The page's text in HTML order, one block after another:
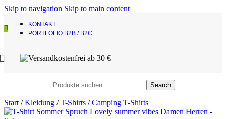
Skip to navigation Skip to main content
KONTAKT
PORTFOLIO B2B / B2C
Search
Start / Kleidung / T-Shirts / Camping T-Shirts